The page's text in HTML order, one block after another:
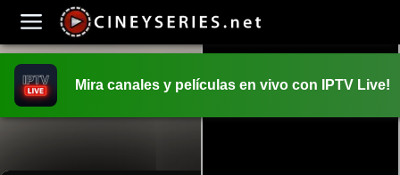
Mira canales y películas en vivo con IPTV Live!